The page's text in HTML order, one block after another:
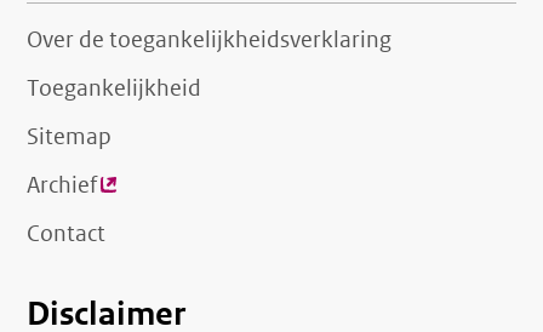
Over de toegankelijkheidsverklaring
Toegankelijkheid
Sitemap
Archief(externe
link)
Contact
Disclaimer